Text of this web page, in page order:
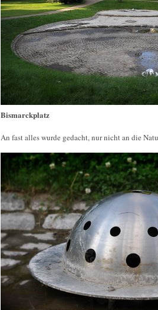
Bismarckplatz
An fast alles wurde gedacht, nur nicht an die